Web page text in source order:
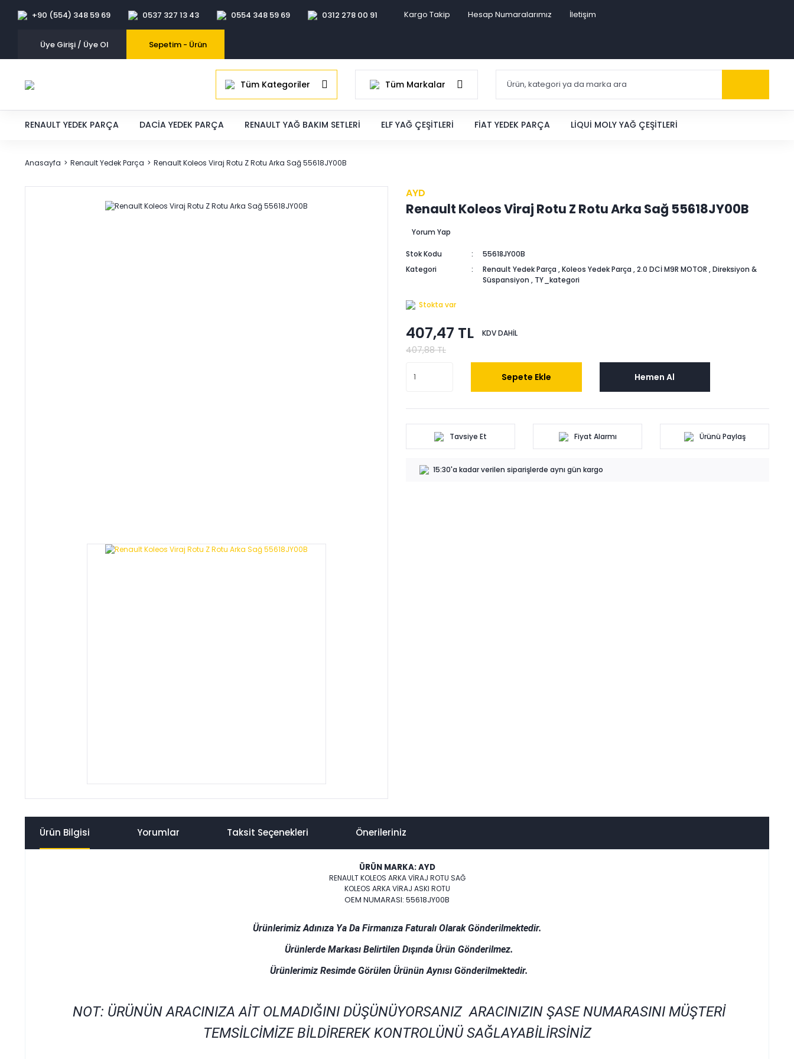
+90 (554) 348 59 69 0537 327 13 43 0554 348 59 69 0312 278 00 91 Kargo Takip Hesap Numaralarımız İletişim
Üye Girişi / Üye Ol Sepetim - Ürün
Tüm Kategoriler Tüm Markalar
RENAULT YEDEK PARÇA DACIA YEDEK PARÇA RENAULT YAĞ BAKIM SETLERI ELF YAĞ ÇEŞITLERI FIAT YEDEK PARÇA LIQUI MOLY YAĞ ÇEŞITLERI
Anasayfa Renault Yedek Parça Renault Koleos Viraj Rotu Z Rotu Arka Sağ 55618JY00B
AYD
Renault Koleos Viraj Rotu Z Rotu Arka Sağ 55618JY00B
Yorum Yap
Stok Kodu
55618JY00B
Kategori
Renault Yedek Parça ,Koleos Yedek Parça ,2.0 DCİ M9R MOTOR ,Direksiyon &
Süspansiyon , TY_kategori
Stokta var
407,47 TL KDV DAHİL
407,88 TL
Sepete Ekle Hemen Al
Tavsiye Et Fiyat Alarmı Ürünü Paylaş
15:30'a kadar verilen siparişlerde aynı gün kargo
Ürün Bilgisi Yorumlar Taksit Seçenekleri Önerileriniz
ÜRÜN MARKA: AYD
RENAULT KOLEOS ARKA VİRAJ ROTU SAĞ
KOLEOS ARKA VİRAJ ASKI ROTU
OEM NUMARASI: 55618JY00B
Ürünlerimiz Adınıza Ya Da Firmanıza Faturalı Olarak Gönderilmektedir.
Ürünlerde Markası Belirtilen Dışında Ürün Gönderilmez.
Ürünlerimiz Resimde Görülen Ürünün Aynısı Gönderilmektedir.
NOT: ÜRÜNÜN ARACINIZA AİT OLMADIĞINI DÜŞÜNÜYORSANIZ ARACINIZIN ŞASE NUMARASINI MÜŞTERİ
TEMSİLCİMİZE BİLDİREREK KONTROLÜNÜ SAĞLAYABİLİRSİNİZ